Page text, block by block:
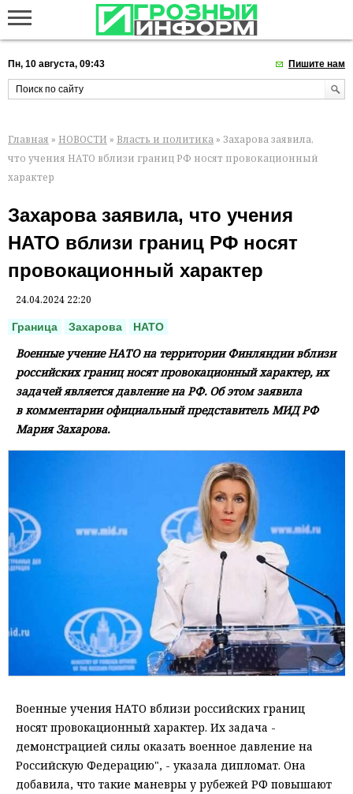
Пн, 10 августа, 09:43 Пишите нам
Главная » НОВОСТИ » Власть и политика » Захарова заявила,
что учения НАТО вблизи границ РФ носят провокационный
характер
Захарова заявила, что учения
НАТО вблизи границ РФ носят
провокационный характер
24.04.2024 22:20
Граница Захарова НАТО
Военные учение НАТО на территории Финляндии вблизи
российских границ носят провокационный характер, их
задачей является давление на РФ. Об этом заявила
в комментарии официальный представитель МИД РФ
Мария Захарова.
Военные учения НАТО вблизи российских границ
носят провокационный характер. Их задача -
демонстрацией силы оказать военное давление на
Российскую Федерацию", - указала дипломат. Она
добавила, что такие маневры у рубежей РФ повышают